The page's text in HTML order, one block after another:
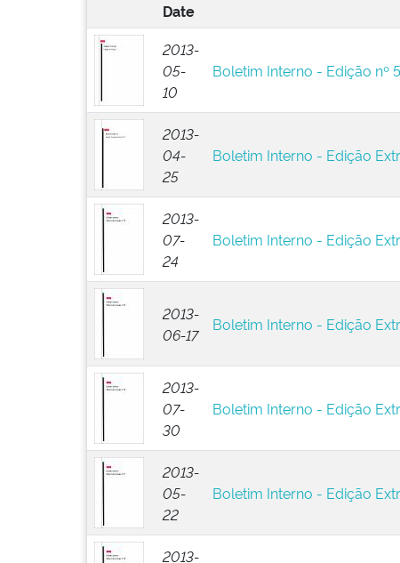
Date
2013-
05-
10
Boletim Interno - Edição nº 5
2013-
04-
25
Boletim Interno - Edição
2013-
07-
24
Boletim Interno - Edição
2013-
06-17
Boletim Interno - Edição
2013-
07-
30
Boletim Interno - Edição
2013-
05-
22
Boletim Interno - Edição
2013-